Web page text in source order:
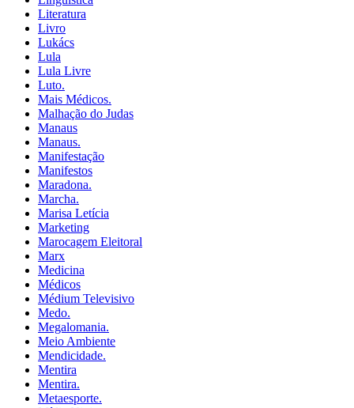
Literatura
Livro
Lukács
Lula
Lula Livre
Luto.
Mais Médicos.
Malhação do Judas
Manaus
Manaus.
Manifestação
Manifestos
Maradona.
Marcha.
Marisa Letícia
Marketing
Marocagem Eleitoral
Marx
Medicina
Médicos
Médium Televisivo
Medo.
Megalomania.
Meio Ambiente
Mendicidade.
Mentira
Mentira.
Metaesporte.